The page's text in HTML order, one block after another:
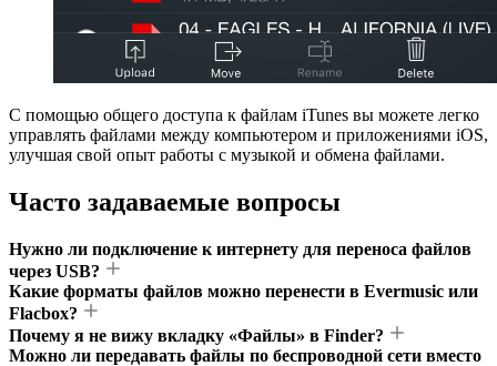
С помощью общего доступа к файлам iTunes вы можете легко
управлять файлами между компьютером и приложениями iOS,
улучшая свой опыт работы с музыкой и обмена файлами.
Часто задаваемые вопросы
Нужно ли подключение к интернету для переноса файлов
через USB?
Какие форматы файлов можно перенести в Evermusic или
Flacbox?
Почему я не вижу вкладку «Файлы» в Finder?
Можно ли передавать файлы по беспроводной сети вместо